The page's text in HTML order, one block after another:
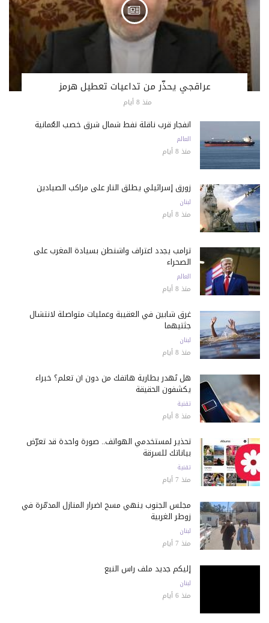
عراقجي يحذّر من تداعيات تعطيل هرمز
منذ 8 أيام
انفجار قرب ناقلة نفط شمال شرق خصب العُمانية
العالم
منذ 8 أيام
زورق إسرائيلي يطلق النار على مراكب الصيادين
لبنان
منذ 8 أيام
ترامب يجدد اعتراف واشنطن بسيادة المغرب على
الصحراء
العالم
منذ 8 أيام
غرق شابين في العقيبة وعمليات متواصلة لانتشال
جثتيهما
لبنان
منذ 8 أيام
هل تُهدر بطارية هاتفك من دون أن تعلم؟ خبراء
يكشفون الحقيقة
تقنية
منذ 8 أيام
تحذير لمستخدمي الهواتف.. صورة واحدة قد تعرّض
بياناتك للسرقة
تقنية
منذ 7 أيام
مجلس الجنوب ينهي مسح أضرار المنازل المدمّرة في
زوطر الغربية
لبنان
منذ 7 أيام
إليكم جديد ملف رأس النبع
لبنان
منذ 6 أيام